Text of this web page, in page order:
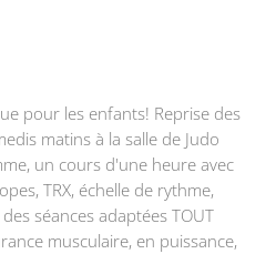
pour les enfants! Reprise des
matins à la salle de Judo
un cours d'une heure avec
TRX, échelle de rythme,
séances adaptées TOUT
musculaire, en puissance,